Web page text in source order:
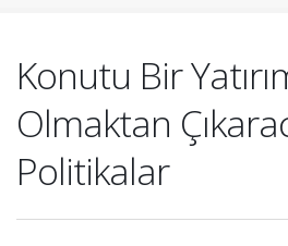
Konutu Bir
Olmaktan
Politikalar